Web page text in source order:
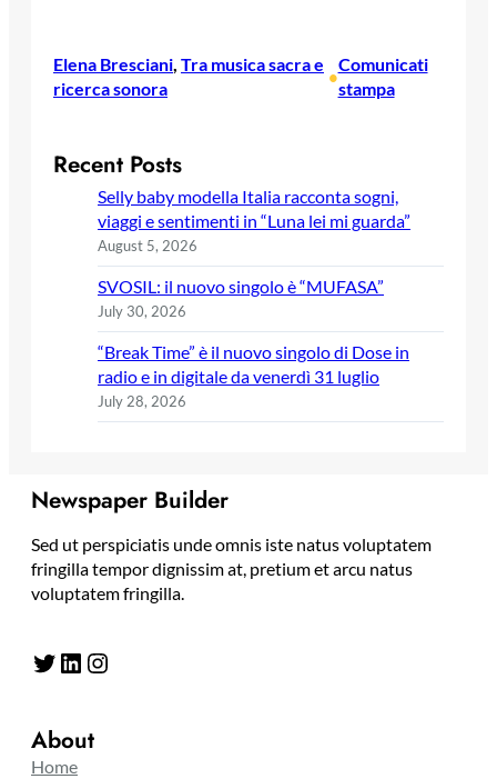
Elena Bresciani, Tra musica sacra e
ricerca sonora
•
Comunicati
stampa
Recent Posts
Selly baby modella Italia racconta sogni,
viaggi e sentimenti in “Luna lei mi guarda”
August 5, 2026
SVOSIL: il nuovo singolo è “MUFASA”
July 30, 2026
“Break Time” è il nuovo singolo di Dose in
radio e in digitale da venerdì 31 luglio
July 28, 2026
Newspaper Builder
Sed ut perspiciatis unde omnis iste natus voluptatem
fringilla tempor dignissim at, pretium et arcu natus
voluptatem fringilla.
Twitter LinkedIn Instagram
About
Home